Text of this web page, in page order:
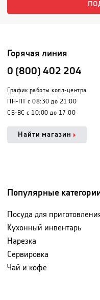
Горячая линия
0 (800) 402 204
График работы колл-центра
ПН-ПТ с 08:30 до 21:00
СБ-ВС с 10:00 до 17:00
Найти магазин
Популярные
Посуда для
Кухонный инвентарь
Нарезка
Сервировка
Чай и кофе